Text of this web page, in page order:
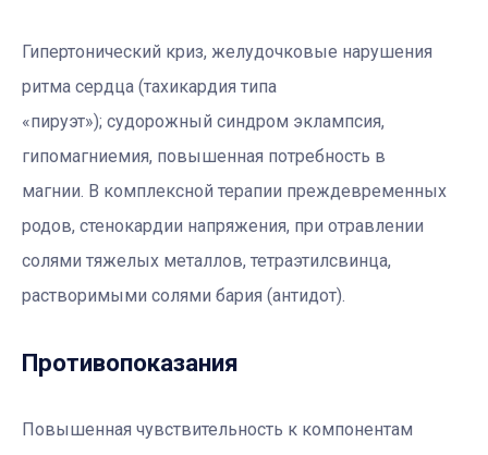
Гипертонический криз, желудочковые нарушения
ритма сердца (тахикардия типа
«пируэт»); судорожный синдром эклампсия,
гипомагниемия, повышенная потребность в
магнии. В комплексной терапии преждевременных
родов, стенокардии напряжения, при отравлении
солями тяжелых металлов, тетраэтилсвинца,
растворимыми солями бария (антидот).
Противопоказания
Повышенная чувствительность к компонентам